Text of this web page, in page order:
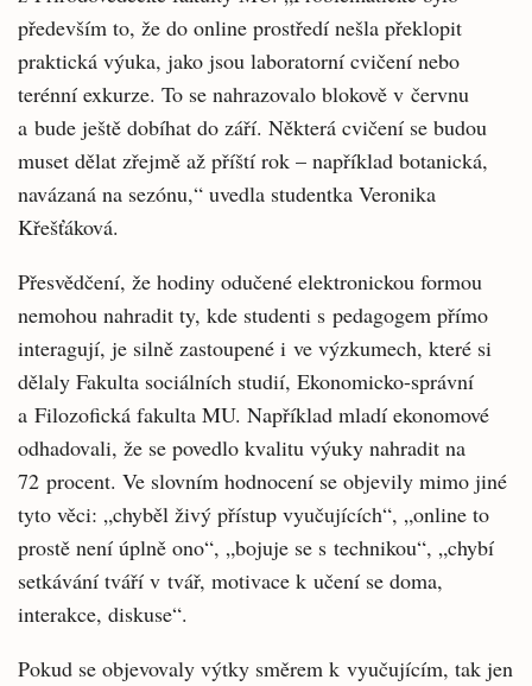
především to, že do online prostředí nešla překlopit
praktická výuka, jako jsou laboratorní cvičení nebo
terénní exkurze. To se nahrazovalo blokově v červnu
a bude ještě dobíhat do září. Některá cvičení se budou
muset dělat zřejmě až příští rok – například botanická,
navázaná na sezónu,“ uvedla studentka Veronika
Křešťáková.
Přesvědčení, že hodiny odučené elektronickou formou
nemohou nahradit ty, kde studenti s pedagogem přímo
interagují, je silně zastoupené i ve výzkumech, které si
dělaly Fakulta sociálních studií, Ekonomicko-správní
a Filozofická fakulta MU. Například mladí ekonomové
odhadovali, že se povedlo kvalitu výuky nahradit na
72 procent. Ve slovním hodnocení se objevily mimo jiné
tyto věci: „chyběl živý přístup vyučujících“, „online to
prostě není úplně ono“, „bojuje se s technikou“, „chybí
setkávání tváří v tvář, motivace k učení se doma,
interakce, diskuse“.
Pokud se objevovaly výtky směrem k vyučujícím, tak jen